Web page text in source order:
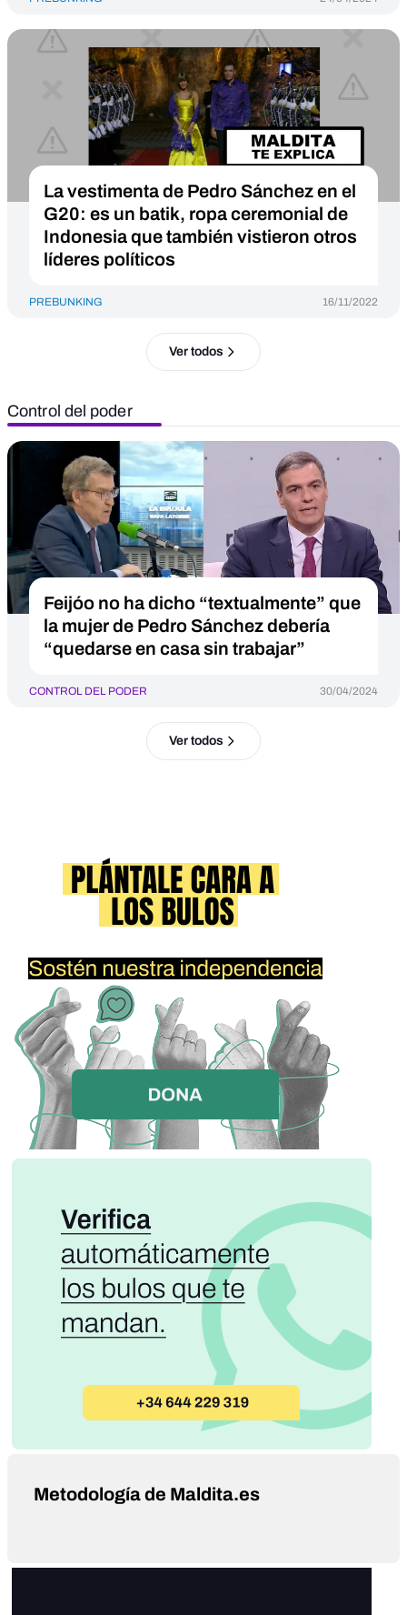
La vestimenta de Pedro Sánchez en el
G20: es un batik, ropa ceremonial de
Indonesia que también vistieron otros
líderes políticos
PREBUNKING 16/11/2022
Ver todos
Control del poder
Feijóo no ha dicho “textualmente” que
la mujer de Pedro Sánchez debería
“quedarse en casa sin trabajar”
CONTROL DEL PODER 30/04/2024
Ver todos
Metodología de Maldita.es